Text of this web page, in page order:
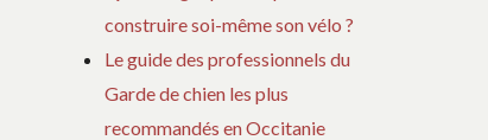
construire soi-même son vélo ?
Le guide des professionnels du
Garde de chien les plus
recommandés en Occitanie